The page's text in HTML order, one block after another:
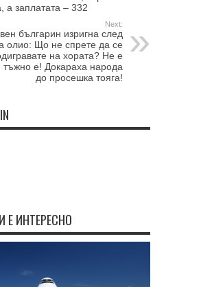
а заплатата – 332
Next:
българин изригна след
олио: Що не спрете да се
на хората? Не е
е! Докараха народа
до просешка тояга!
Е ИНТЕРЕСНО